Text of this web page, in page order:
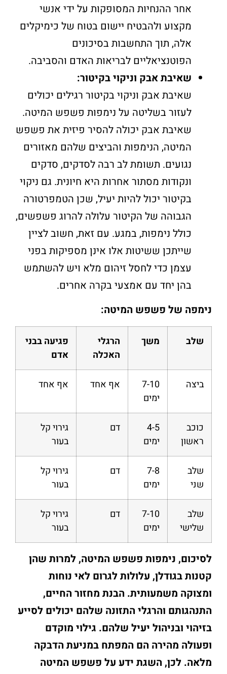
אחר ההנחיות המסופקות על ידי אנשי
מקצוע ולהבטיח יישום בטוח של כימיקלים
אלה, תוך התחשבות בסיכונים
הפוטנציאליים לבריאות האדם והסביבה.
שאיבת אבק וניקוי בקיטור:
שאיבת אבק וניקוי בקיטור רגילים יכולים
לעזור בשליטה על נימפות פשפש המיטה.
שאיבת אבק יכולה להסיר פיזית את פשפש
המיטה, הנימפות והביצים שלהם מאזורים
נגועים. תשומת לב רבה לסדקים, סדקים
ונקודות מסתור אחרות היא חיונית. גם ניקוי
בקיטור יכול להיות יעיל, שכן הטמפרטורה
הגבוהה של הקיטור עלולה להרוג פשפשים,
כולל נימפות, במגע. עם זאת, חשוב לציין
שייתכן ששיטות אלו אינן מספיקות בפני
עצמן כדי לחסל זיהום מלא ויש להשתמש
בהן יחד עם אמצעי בקרה אחרים.
נימפה של פשפש המיטה:
שלב משך
הרגלי
האכלה
פגיעה בבני
אדם
ביצה
7-10
ימים
אף אחד אף אחד
כוכב
ראשון
4-5
ימים
דם
גירוי קל
בעור
שלב
שני
7-8
ימים
דם
גירוי קל
בעור
שלב
שלישי
7-10
ימים
דם
גירוי קל
בעור
לסיכום, נימפות פשפש המיטה, למרות שהן
קטנות בגודלן, עלולות לגרום לאי נוחות
ומצוקה משמעותית. הבנת מחזור החיים,
התנהגותם והרגלי התזונה שלהם יכולים לסייע
בזיהוי ובניהול יעיל שלהם. גילוי מוקדם
ופעולה מהירה הם המפתח במניעת הדבקה
מלאה. לכן, השגת ידע על פשפש המיטה